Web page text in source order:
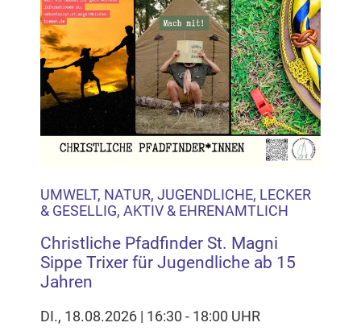
UMWELT, NATUR, JUGENDLICHE, LECKER
& GESELLIG, AKTIV & EHRENAMTLICH
Christliche Pfadfinder St. Magni
Sippe Trixer für Jugendliche ab 15
Jahren
DI., 18.08.2026 | 16:30 - 18:00 UHR